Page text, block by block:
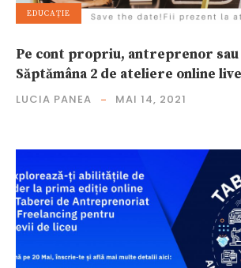
EDUCAȚIE
Pe cont propriu, antreprenor sau
Săptămâna 2 de ateliere online live
LUCIA PANEA MAI 14, 2021